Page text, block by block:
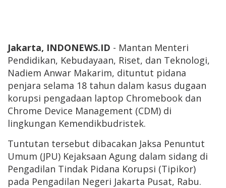
Jakarta, INDONEWS.ID - Mantan Menteri
Pendidikan, Kebudayaan, Riset, dan Teknologi,
Nadiem Anwar Makarim, dituntut pidana
penjara selama 18 tahun dalam kasus dugaan
korupsi pengadaan laptop Chromebook dan
Chrome Device Management (CDM) di
lingkungan Kemendikbudristek.
Tuntutan tersebut dibacakan Jaksa Penuntut
Umum (JPU) Kejaksaan Agung dalam sidang di
Pengadilan Tindak Pidana Korupsi (Tipikor)
pada Pengadilan Negeri Jakarta Pusat, Rabu.